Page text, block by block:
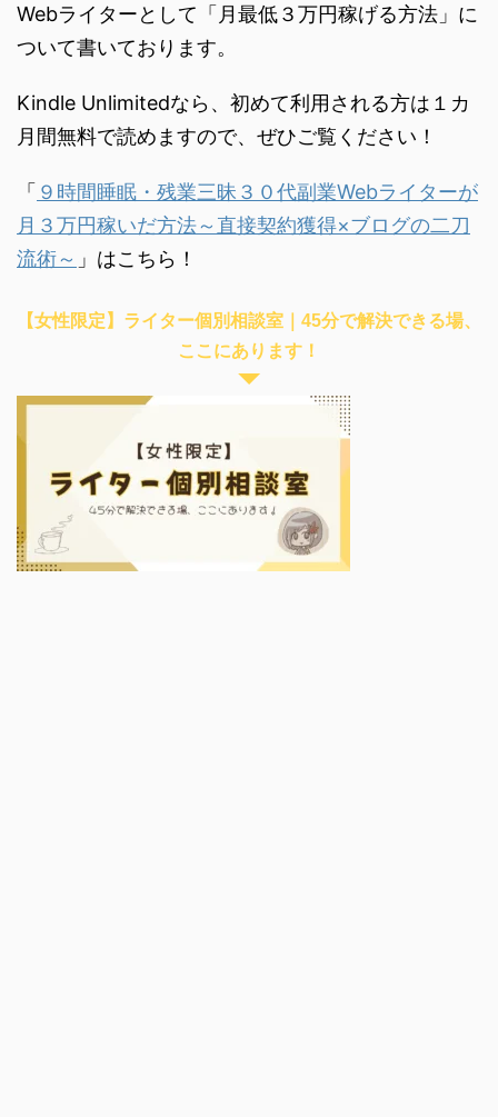
Webライターとして「月最低３万円稼げる方法」に
ついて書いております。
Kindle Unlimitedなら、初めて利用される方は１カ
月間無料で読めますので、ぜひご覧ください！
「 ９時間睡眠・残業三昧３０代副業Webライターが
月３万円稼いだ方法～直接契約獲得×ブログの二刀
流術～ 」はこちら！
【女性限定】ライター個別相談室｜45分で解決できる場、
ここにあります！